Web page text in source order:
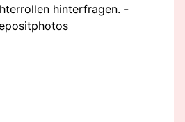
hinterfragen. -